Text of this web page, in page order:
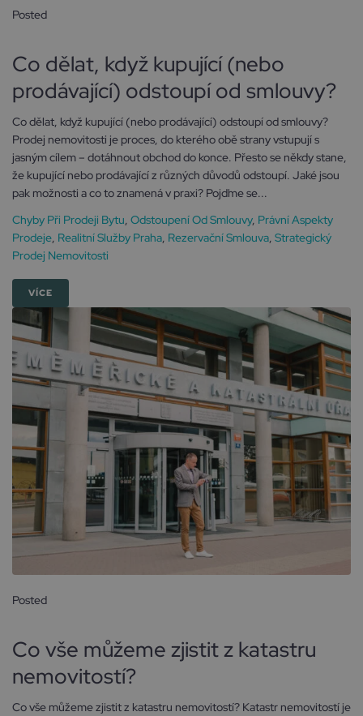
Posted
Co dělat, když kupující (nebo
prodávající) odstoupí od smlouvy?
Co dělat, když kupující (nebo prodávající) odstoupí od smlouvy?
Prodej nemovitosti je proces, do kterého obě strany vstupují s
jasným cílem – dotáhnout obchod do konce. Přesto se někdy stane,
že kupující nebo prodávající z různých důvodů odstoupí. Jaké jsou
pak možnosti a co to znamená v praxi? Pojďme se...
Chyby Při Prodeji Bytu, Odstoupení Od Smlouvy, Právní Aspekty
Prodeje, Realitní Služby Praha, Rezervační Smlouva, Strategický
Prodej Nemovitosti
VÍCE
Posted
Co vše můžeme zjistit z katastru
nemovitostí?
Co vše můžeme zjistit z katastru nemovitostí? Katastr nemovitostí je